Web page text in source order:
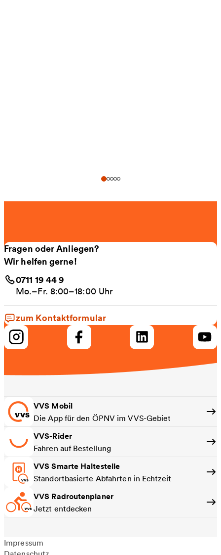
Fragen oder Anliegen?
Wir helfen gerne!
0711 19 44 9
Mo.–Fr. 8:00–18:00 Uhr
zum Kontaktformular
VVS Mobil
Die App für den ÖPNV im VVS-Gebiet
VVS-Rider
Fahren auf Bestellung
VVS Smarte Haltestelle
Standortbasierte Abfahrten in Echtzeit
VVS Radroutenplaner
Jetzt entdecken
Impressum